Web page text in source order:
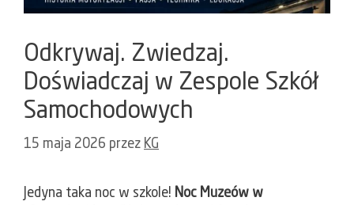
Odkrywaj. Zwiedzaj.
Doświadczaj w Zespole Szkół
Samochodowych
15 maja 2026 przez KG
Jedyna taka noc w szkole! Noc Muzeów w